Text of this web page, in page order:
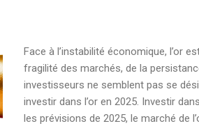
Face à l’instabilité économique, l’or
fragilité des marchés, de la
investisseurs ne semblent pas se
investir dans l’or en 2025. Investir
les prévisions de 2025, le marché de